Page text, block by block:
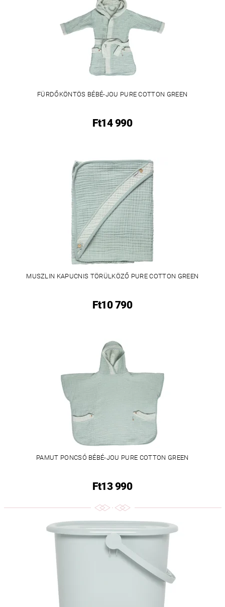
FÜRDŐKÖNTÖS BÉBÉ-JOU PURE COTTON GREEN
Ft14 990
MUSZLIN KAPUCNIS TÖRÜLKÖZŐ PURE COTTON GREEN
Ft10 790
PAMUT PONCSÓ BÉBÉ-JOU PURE COTTON GREEN
Ft13 990